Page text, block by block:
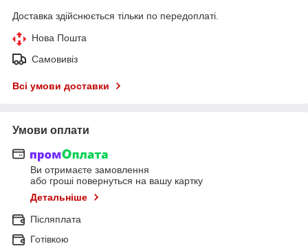
Доставка здійснюється тільки по передоплаті.
Нова Пошта
Самовивіз
Всі умови доставки
Умови оплати
Ви отримаєте замовлення
або гроші повернуться на вашу картку
Детальніше
Післяплата
Готівкою